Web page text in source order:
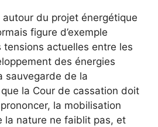
du projet énergétique
figure d’exemple
actuelles entre les
des énergies
sauvegarde de la
la Cour de cassation doit
la mobilisation
la nature ne faiblit pas, et